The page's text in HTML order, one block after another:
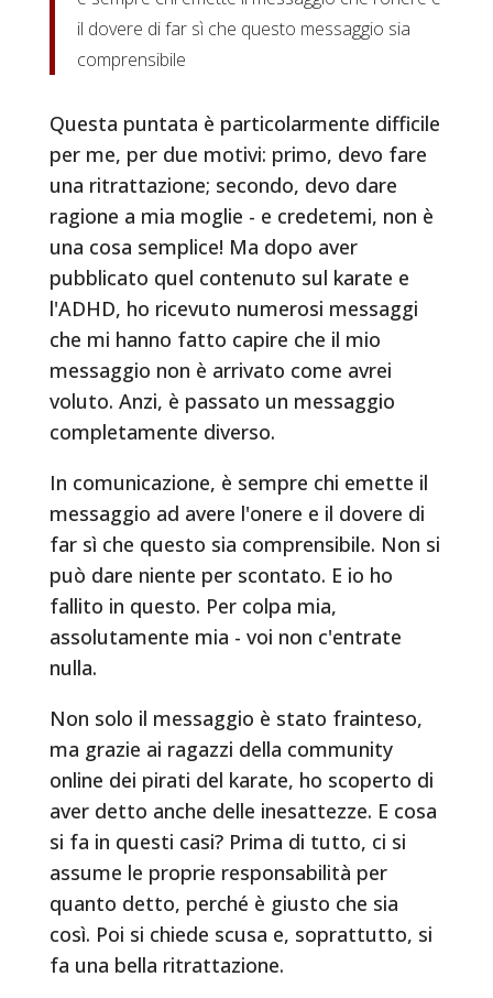
il dovere di far sì che questo messaggio sia
comprensibile
Questa puntata è particolarmente difficile
per me, per due motivi: primo, devo fare
una ritrattazione; secondo, devo dare
ragione a mia moglie - e credetemi, non è
una cosa semplice! Ma dopo aver
pubblicato quel contenuto sul karate e
l'ADHD, ho ricevuto numerosi messaggi
che mi hanno fatto capire che il mio
messaggio non è arrivato come avrei
voluto. Anzi, è passato un messaggio
completamente diverso.
In comunicazione, è sempre chi emette il
messaggio ad avere l'onere e il dovere di
far sì che questo sia comprensibile. Non si
può dare niente per scontato. E io ho
fallito in questo. Per colpa mia,
assolutamente mia - voi non c'entrate
nulla.
Non solo il messaggio è stato frainteso,
ma grazie ai ragazzi della community
online dei pirati del karate, ho scoperto di
aver detto anche delle inesattezze. E cosa
si fa in questi casi? Prima di tutto, ci si
assume le proprie responsabilità per
quanto detto, perché è giusto che sia
così. Poi si chiede scusa e, soprattutto, si
fa una bella ritrattazione.